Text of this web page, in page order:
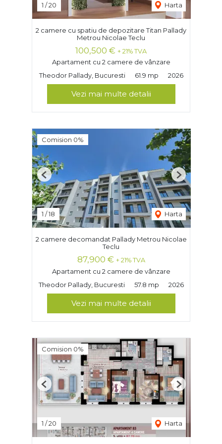
1 /20 Harta
2 camere cu spatiu de depozitare Titan Pallady
Metrou Nicolae Teclu
100,500 € + 21% TVA
Apartament cu 2 camere de vânzare
Theodor Pallady, Bucuresti
61.9 mp 2026
Vezi mai multe detalii
Comision 0%
1 /18 Harta
Previous Next
2 camere decomandat Pallady Metrou Nicolae
Teclu
87,900 € + 21% TVA
Apartament cu 2 camere de vânzare
Theodor Pallady, Bucuresti
57.8 mp 2026
Vezi mai multe detalii
Comision 0%
1 /20 Harta
Previous Next